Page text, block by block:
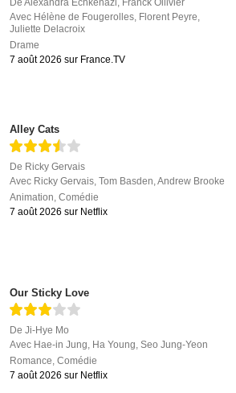
DeAlexandra Echkenazi, Franck Ollivier
Avec Hélène de Fougerolles, Florent Peyre,
Juliette Delacroix
Drame
7 août 2026 sur France.TV
Alley Cats
De Ricky Gervais
Avec Ricky Gervais ,Tom Basden ,Andrew Brooke
Animation ,Comédie
7 août 2026 sur Netflix
Our Sticky Love
DeJi-Hye Mo
Avec Hae-in Jung, Ha Young,Seo Jung-Yeon
Romance,Comédie
7 août 2026 sur Netflix